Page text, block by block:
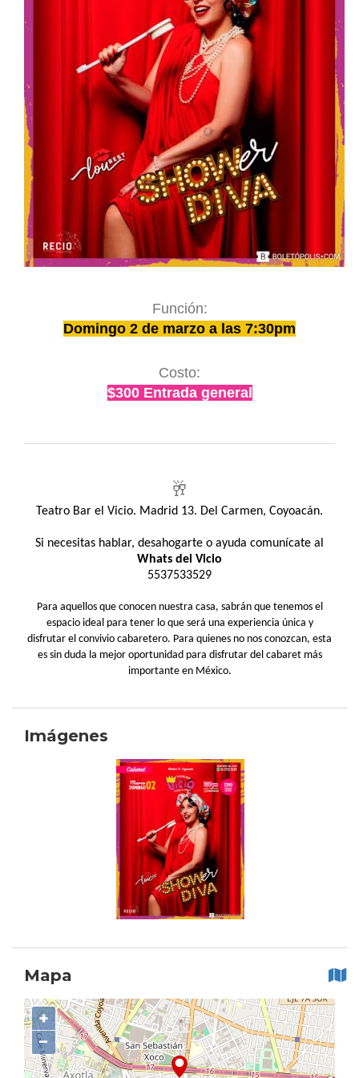
Función:
Domingo 2 de marzo a las 7:30pm
Costo:
$300 Entrada general
🥂
Teatro Bar el Vicio. Madrid 13. Del Carmen, Coyoacán.
Si necesitas hablar, desahogarte o ayuda comunícate al
Whats del Vicio
5537533529
Para aquellos que conocen nuestra casa, sabrán que tenemos el
espacio ideal para tener lo que será una experiencia única y
disfrutar el convivio cabaretero. Para quienes no nos conozcan, esta
es sin duda la mejor oportunidad para disfrutar del cabaret más
importante en México.
Imágenes
Mapa
+
−